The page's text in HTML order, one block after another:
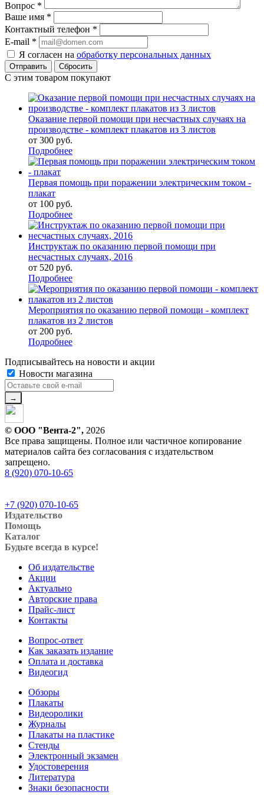
Вопрос *
Ваше имя *
Контактный телефон *
E-mail *
Я согласен на обработку персональных данных
Сбросить
С этим товаром покупают
Оказание первой помощи при несчастных случаях на
производстве - комплект плакатов из 3 листов
от 300 руб.
Подробнее
Первая помощь при поражении электрическим током -
плакат
от 100 руб.
Подробнее
Инструктаж по оказанию первой помощи при
несчастных случаях, 2016
от 520 руб.
Подробнее
Мероприятия по оказанию первой помощи - комплект
плакатов из 2 листов
от 200 руб.
Подробнее
Подписывайтесь на новости и акции
Новости магазина
© ООО "Вента-2", 2026
Все права защищены. Полное или частичное копирование
материалов сайта без согласования с издательством
запрещено.
8 (920) 070-10-65
+7 (920) 070-10-65
Издательство
Помощь
Каталог
Будьте всегда в курсе!
Об издательстве
Акции
Актуально
Авторские права
Прайс-лист
Контакты
Вопрос-ответ
Как заказать издание
Оплата и доставка
Видеогид
Обзоры
Плакаты
Видеоролики
Журналы
Плакаты на пластике
Стенды
Электронный экзамен
Удостоверения
Литература
Знаки безопасности